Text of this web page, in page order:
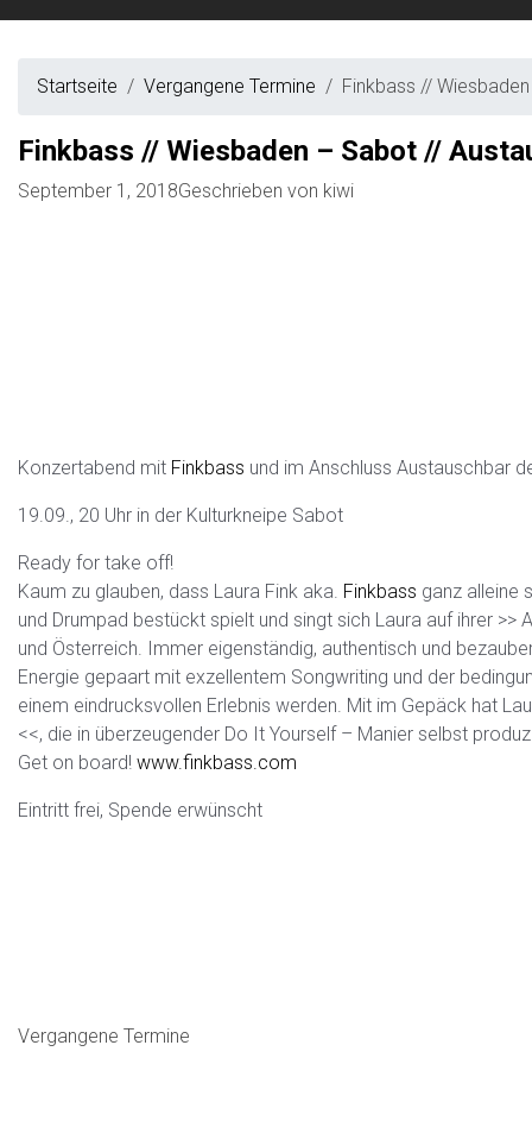
Startseite Vergangene Termine Finkbass //
Finkbass // Wiesbaden – Sabot //
September 1, 2018Geschrieben von kiwi
Konzertabend mit Finkbass und im Anschluss Austauschbar
19.09., 20 Uhr in der Kulturkneipe Sabot
Ready for take off!
Kaum zu glauben, dass Laura Fink aka. Finkbass ganz alleine
und Drumpad bestückt spielt und singt sich Laura auf ihrer >>
und Österreich. Immer eigenständig, authentisch und
Energie gepaart mit exzellentem Songwriting und der
einem eindrucksvollen Erlebnis werden. Mit im Gepäck hat
<<, die in überzeugender Do It Yourself – Manier selbst
Get on board! www.finkbass.com
Eintritt frei, Spende erwünscht
Vergangene Termine